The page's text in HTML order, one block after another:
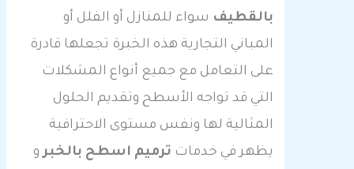
بالقطيفسواء للمنازل أو الفلل أو
المباني التجارية هذه الخبرة تجعلها قادرة
على التعامل مع جميع أنواع المشكلات
التي قد تواجه الأسطح وتقديم الحلول
المثالية لها ونفس مستوى الاحترافية
يظهر في خدماتترميم اسطح بالخبرو